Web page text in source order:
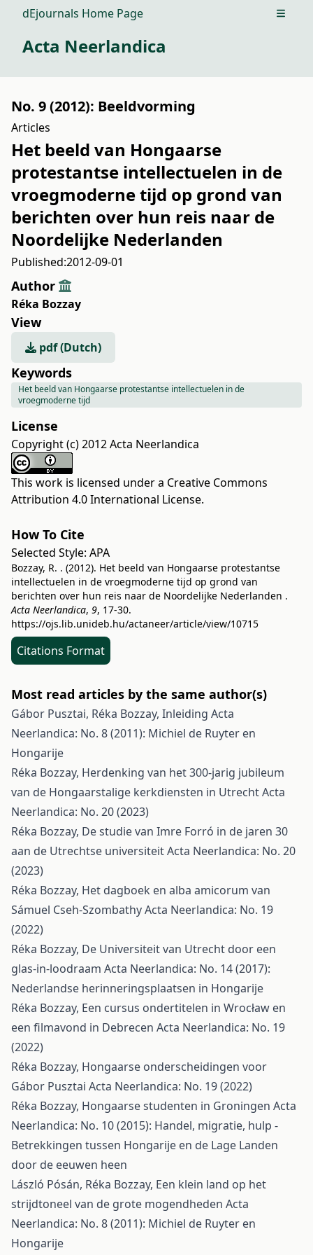
dEjournals Home Page Open
Acta Neerlandica
No. 9 (2012): Beeldvorming
Articles
Het beeld van Hongaarse
protestantse intellectuelen in de
vroegmoderne tijd op grond van
berichten over hun reis naar de
Noordelijke Nederlanden
Published:2012-09-01
Author
Réka Bozzay
View
pdf (Dutch)
Keywords
Het beeld van Hongaarse protestantse intellectuelen in de
vroegmoderne tijd
License
Copyright (c) 2012 Acta Neerlandica
This work is licensed under a Creative Commons
Attribution 4.0 International License.
How To Cite
Selected Style: APA
Bozzay, R. . (2012). Het beeld van Hongaarse protestantse
intellectuelen in de vroegmoderne tijd op grond van
berichten over hun reis naar de Noordelijke Nederlanden .
Acta Neerlandica, 9, 17-30.
https://ojs.lib.unideb.hu/actaneer/article/view/10715
Citations Format
Most read articles by the same author(s)
Gábor Pusztai, Réka Bozzay, Inleiding Acta
Neerlandica: No. 8 (2011): Michiel de Ruyter en
Hongarije
Réka Bozzay, Herdenking van het 300-jarig jubileum
van de Hongaarstalige kerkdiensten in UtrechtActa
Neerlandica: No. 20 (2023)
Réka Bozzay, De studie van Imre Forró in de jaren 30
aan de Utrechtse universiteitActa Neerlandica: No. 20
(2023)
Réka Bozzay, Het dagboek en alba amicorum van
Sámuel Cseh-SzombathyActa Neerlandica: No. 19
(2022)
Réka Bozzay, De Universiteit van Utrecht door een
glas-in-loodraam Acta Neerlandica: No. 14 (2017):
Nederlandse herinneringsplaatsen in Hongarije
Réka Bozzay, Een cursus ondertitelen in Wrocław en
een filmavond in Debrecen Acta Neerlandica: No. 19
(2022)
Réka Bozzay, Hongaarse onderscheidingen voor
Gábor Pusztai Acta Neerlandica: No. 19 (2022)
Réka Bozzay, Hongaarse studenten in Groningen Acta
Neerlandica: No. 10 (2015): Handel, migratie, hulp -
Betrekkingen tussen Hongarije en de Lage Landen
door de eeuwen heen
László Pósán, Réka Bozzay, Een klein land op het
strijdtoneel van de grote mogendheden Acta
Neerlandica: No. 8 (2011): Michiel de Ruyter en
Hongarije